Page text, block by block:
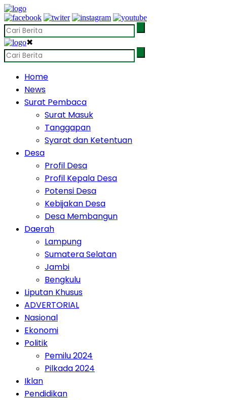
✖
Home
News
Surat Pembaca
Surat Masuk
Tanggapan
Syarat dan Ketentuan
Desa
Profil Desa
Profil Kepala Desa
Potensi Desa
Kebijakan Desa
Desa Membangun
Daerah
Lampung
Sumatera Selatan
Jambi
Bengkulu
Liputan Khusus
ADVERTORIAL
Nasional
Ekonomi
Politik
Pemilu 2024
Pilkada 2024
Iklan
Pendidikan